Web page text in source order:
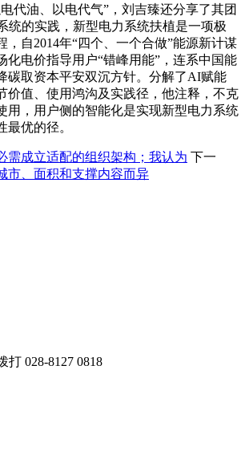
代油、以电代气”，刘吉臻还分享了其团
统的实践，新型电力系统扶植是一项极
，自2014年“四个、一个合做”能源新计谋
化电价指导用户“错峰用能”，连系中国能
碳取资本平安双沉方针。分解了AI赋能
价值、使用鸿沟及实践径，他注释，不克
用，用户侧的智能化是实现新型电力系统
最优的径。
需成立适配的组织架构；我认为 下一
市、面积和支撑内容而异
打 028-8127 0818